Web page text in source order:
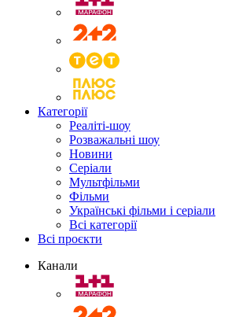
Категорії
Реаліті-шоу
Розважальні шоу
Новини
Серіали
Мультфільми
Фільми
Українські фільми і серіали
Всі категорії
Всі проєкти
Канали